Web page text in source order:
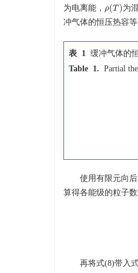
为电离能， ρ(T)
ρ(T) 为
冲气体的恒压热容等
表 1 缓冲气体的
Table 1. Partial
使用有限元向
算得各能级的粒子
再将式(8)带入